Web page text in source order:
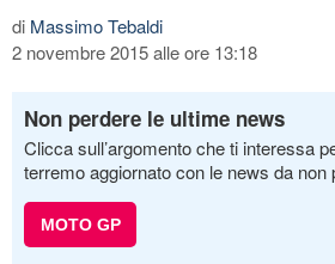
di Massimo Tebaldi
2 novembre 2015 alle ore 13:18
Non perdere le ultime news
Clicca sull’argomento che ti interessa
terremo aggiornato con le news da non
MOTO GP